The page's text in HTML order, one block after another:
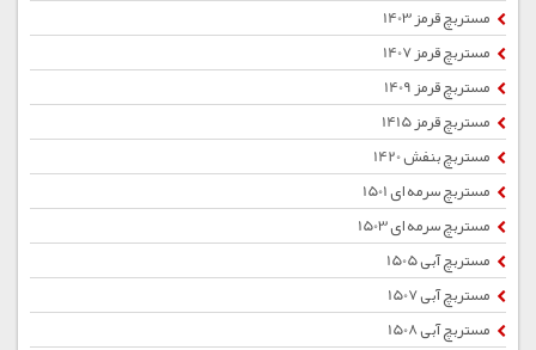
مستربچ قرمز 1403
مستربچ قرمز 1407
مستربچ قرمز 1409
مستربچ قرمز 1415
مستربچ بنفش 1420
مستربچ سرمه ای 1501
مستربچ سرمه ای 1503
مستربچ آبی 1505
مستربچ آبی 1507
مستربچ آبی 1508